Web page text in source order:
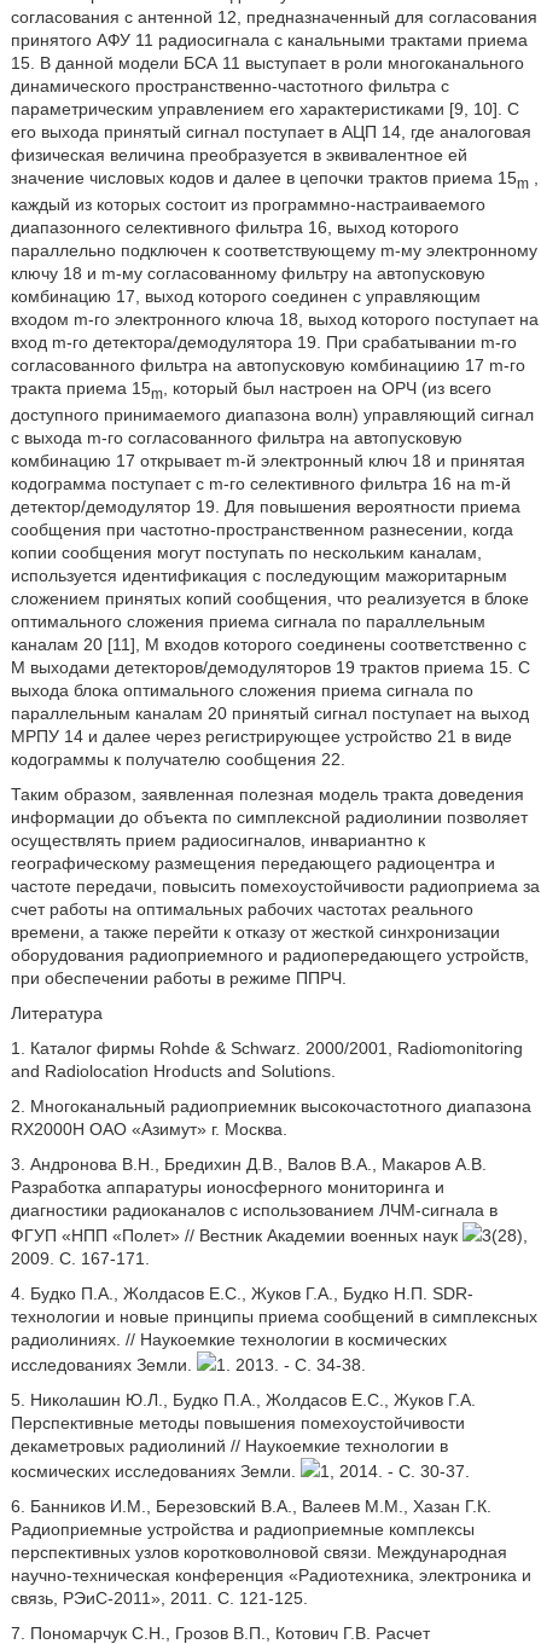
согласования с антенной 12, предназначенный для согласования
принятого АФУ 11 радиосигнала с канальными трактами приема
15. В данной модели БСА 11 выступает в роли многоканального
динамического пространственно-частотного фильтра с
параметрическим управлением его характеристиками [9, 10]. С
его выхода принятый сигнал поступает в АЦП 14, где аналоговая
физическая величина преобразуется в эквивалентное ей
значение числовых кодов и далее в цепочки трактов приема 15m
каждый из которых состоит из программно-настраиваемого
диапазонного селективного фильтра 16, выход которого
параллельно подключен к соответствующему m-му электронному
ключу 18 и m-му согласованному фильтру на автопусковую
комбинацию 17, выход которого соединен с управляющим
входом m-го электронного ключа 18, выход которого поступает на
вход m-го детектора/демодулятора 19. При срабатывании m-го
согласованного фильтра на автопусковую комбинациию 17 m-го
тракта приема 15m
, который был настроен на ОРЧ (из всего
доступного принимаемого диапазона волн) управляющий сигнал
с выхода m-го согласованного фильтра на автопусковую
комбинацию 17 открывает m-й электронный ключ 18 и принятая
кодограмма поступает с m-го селективного фильтра 16 на m-й
детектор/демодулятор 19. Для повышения вероятности приема
сообщения при частотно-пространственном разнесении, когда
копии сообщения могут поступать по нескольким каналам,
используется идентификация с последующим мажоритарным
сложением принятых копий сообщения, что реализуется в блоке
оптимального сложения приема сигнала по параллельным
каналам 20 [11], М входов которого соединены соответственно с
М выходами детекторов/демодуляторов 19 трактов приема 15. С
выхода блока оптимального сложения приема сигнала по
параллельным каналам 20 принятый сигнал поступает на выход
МРПУ 14 и далее через регистрирующее устройство 21 в виде
кодограммы к получателю сообщения 22.
Таким образом, заявленная полезная модель тракта доведения
информации до объекта по симплексной радиолинии позволяет
осуществлять прием радиосигналов, инвариантно к
географическому размещения передающего радиоцентра и
частоте передачи, повысить помехоустойчивости радиоприема за
счет работы на оптимальных рабочих частотах реального
времени, а также перейти к отказу от жесткой синхронизации
оборудования радиоприемного и радиопередающего устройств,
при обеспечении работы в режиме ППРЧ.
Литература
1. Каталог фирмы Rohde & Schwarz. 2000/2001, Radiomonitoring
and Radiolocation Hroducts and Solutions.
2. Многоканальный радиоприемник высокочастотного диапазона
RX2000H ОАО «Азимут» г. Москва.
3. Андронова В.Н., Бредихин Д.В., Валов В.А., Макаров А.В.
Разработка аппаратуры ионосферного мониторинга и
диагностики радиоканалов с использованием ЛЧМ-сигнала в
ФГУП «НПП «Полет» // Вестник Академии военных наук
3(28),
2009. С. 167-171.
4. Будко П.А., Жолдасов Е.С., Жуков Г.А., Будко Н.П. SDR-
технологии и новые принципы приема сообщений в симплексных
радиолиниях. // Наукоемкие технологии в космических
исследованиях Земли.
1. 2013. - С. 34-38.
5. Николашин Ю.Л., Будко П.А., Жолдасов Е.С., Жуков Г.А.
Перспективные методы повышения помехоустойчивости
декаметровых радиолиний // Наукоемкие технологии в
космических исследованиях Земли.
1, 2014. - С. 30-37.
6. Банников И.М., Березовский В.А., Валеев М.М., Хазан Г.К.
Радиоприемные устройства и радиоприемные комплексы
перспективных узлов коротковолновой связи. Международная
научно-техническая конференция «Радиотехника, электроника и
связь, РЭиС-2011», 2011. С. 121-125.
7. Пономарчук С.Н., Грозов В.П., Котович Г.В. Расчет